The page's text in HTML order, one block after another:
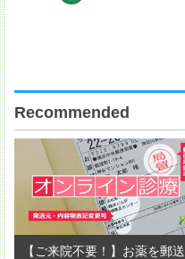
Recommended
【ご来院不要！】お薬を郵送